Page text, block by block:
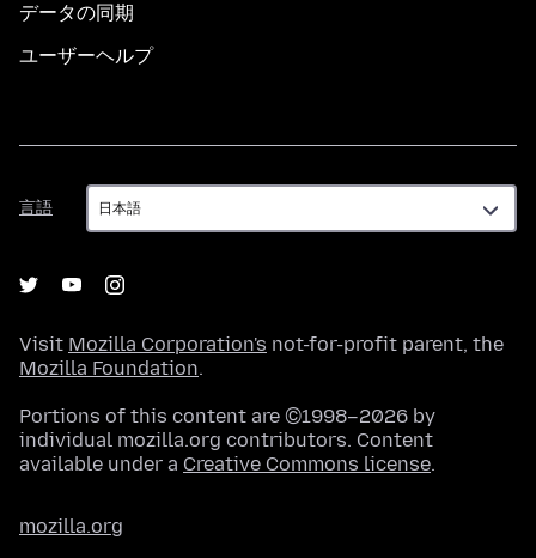
データの同期
ユーザーヘルプ
言語
言
語
Visit Mozilla Corporation's not-for-profit parent, the
Mozilla Foundation.
Portions of this content are ©1998–2026 by
individual mozilla.org contributors. Content
available under a Creative Commons license.
mozilla.org